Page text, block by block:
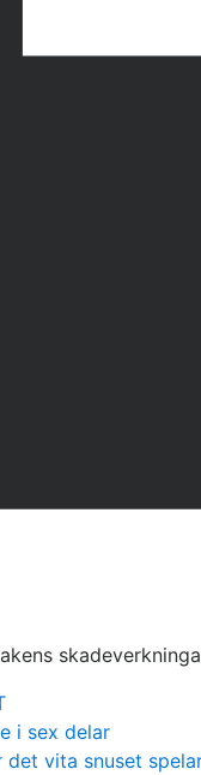
i sex delar
vita snuset